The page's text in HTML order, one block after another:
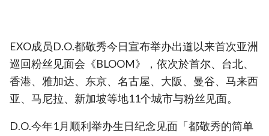
EXO成员D.O.都敬秀今日宣布举办出道以来首次亚洲
巡回粉丝见面会《BLOOM》，依次於首尔、台北、
香港、雅加达、东京、名古屋、大阪、曼谷、马来西
亚、马尼拉、新加坡等地11个城市与粉丝见面。
D.O.今年1月顺利举办生日纪念见面「都敬秀的简单